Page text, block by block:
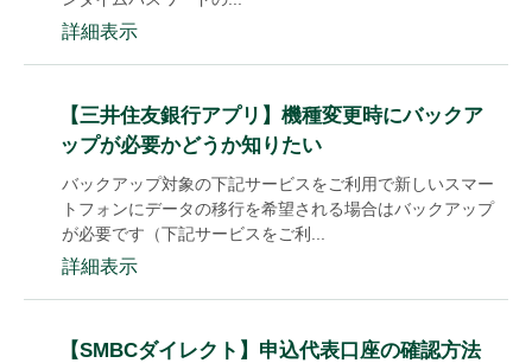
詳細表示
【三井住友銀行アプリ】機種変更時にバックア
ップが必要かどうか知りたい
バックアップ対象の下記サービスをご利用で新しいスマー
トフォンにデータの移行を希望される場合はバックアップ
が必要です（下記サービスをご利...
詳細表示
【SMBCダイレクト】申込代表口座の確認方法